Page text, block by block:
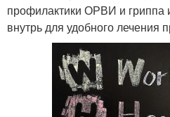
профилактики ОРВИ и гриппа
внутрь для удобного лечения